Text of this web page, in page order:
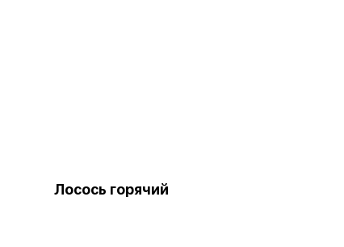
Лосось горячий